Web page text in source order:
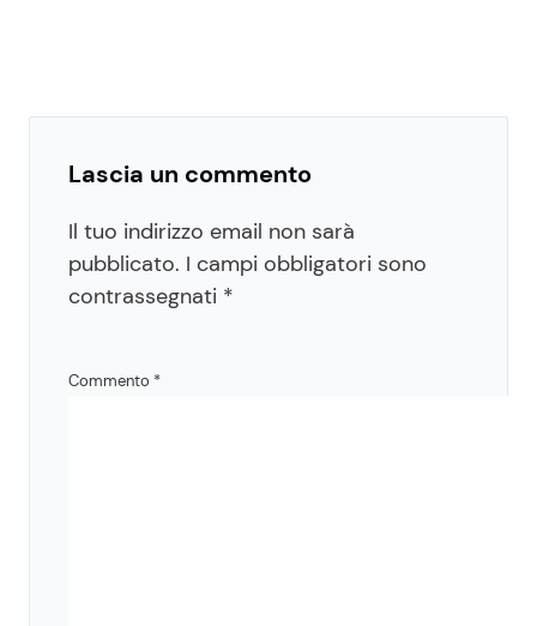
Lascia un commento
Il tuo indirizzo email non sarà
pubblicato. I campi obbligatori sono
contrassegnati *
Commento *